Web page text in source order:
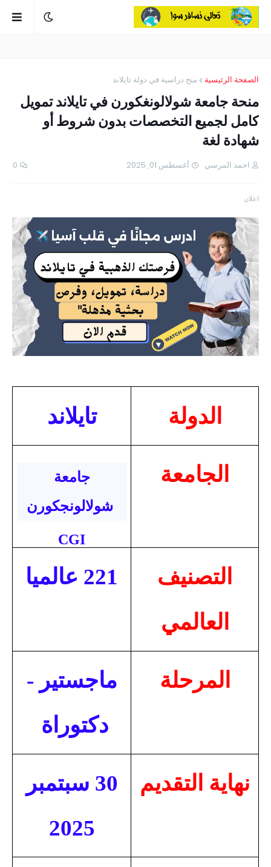
الصفحة الرئيسية منح دراسية في دولة تايلاند
منحة جامعة شولالونغكورن في تايلاند تمويل
كامل لجميع التخصصات بدون شروط أو
شهادة لغة
احمد المرسي أغسطس 01, 2025 0
اعلان
تايلاند الدولة
جامعة
شولالونجكورن
CGI
الجامعة
221 عالميا
التصنيف
العالمي
ماجستير -
دكتوراة
المرحلة
30 سبتمبر
2025
نهاية التقديم